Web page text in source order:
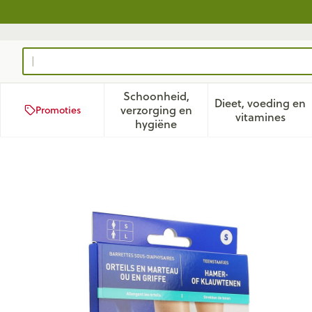
Product, merk, categorie...
Promoties
Schoonheid,
verzorging en
hygiëneToon submenu voor
Dieet, voeding en
vitamines
Toon
Epitact Hamerteen-